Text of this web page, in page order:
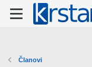
Članovi